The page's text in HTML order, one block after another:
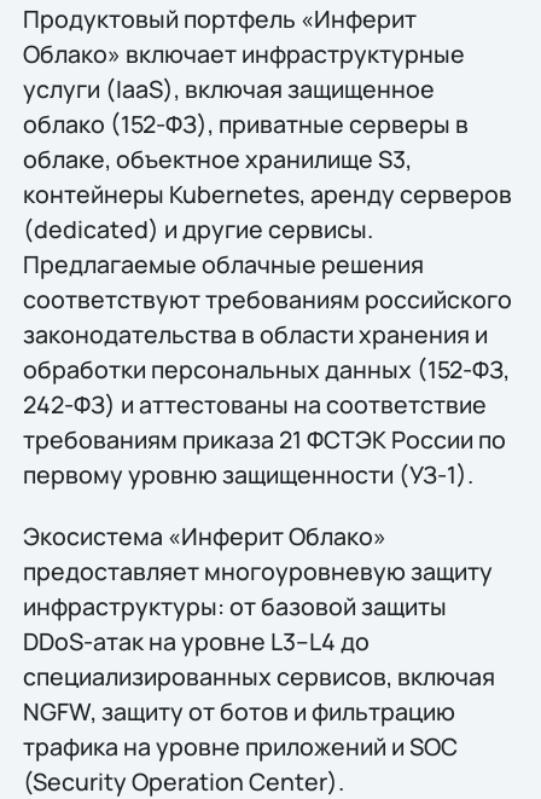
Продуктовый портфель «Инферит
Облако» включает инфраструктурные
услуги (IaaS), включая защищенное
облако (152-ФЗ), приватные серверы в
облаке, объектное хранилище S3,
контейнеры Kubernetes, аренду серверов
(dedicated) и другие сервисы.
Предлагаемые облачные решения
соответствуют требованиям российского
законодательства в области хранения и
обработки персональных данных (152-ФЗ,
242-ФЗ) и аттестованы на соответствие
требованиям приказа 21 ФСТЭК России по
первому уровню защищенности (УЗ-1).
Экосистема «Инферит Облако»
предоставляет многоуровневую защиту
инфраструктуры: от базовой защиты
DDoS-атак на уровне L3–L4 до
специализированных сервисов, включая
NGFW, защиту от ботов и фильтрацию
трафика на уровне приложений и SOC
(Security Operation Center).